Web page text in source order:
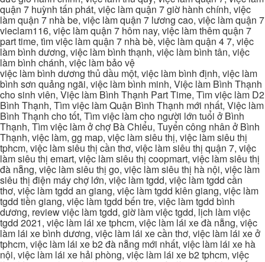
quận 7 huỳnh tấn phát, việc làm quận 7 giờ hành chính, việc
làm quận 7 nhà be, việc làm quận 7 lương cao, việc làm quận 7
vieclam116, việc làm quận 7 hôm nay, việc làm thêm quận 7
part time, tìm việc làm quận 7 nhà bè, việc làm quận 4 7, việc
làm bình dương, việc làm bình thạnh, việc làm bình tân, việc
làm bình chánh, việc làm bảo vệ
việc làm bình dương thủ dầu một, việc làm bình định, việc làm
bình sơn quảng ngãi, việc làm bình minh, Việc làm Bình Thạnh
cho sinh viên, Việc làm Bình Thạnh Part Time, Tìm việc làm D2
Bình Thạnh, Tìm việc làm Quận Bình Thạnh mới nhất, Việc làm
Bình Thạnh cho tốt, Tìm việc làm cho người lớn tuổi ở Bình
Thạnh, Tìm việc làm ở chợ Bà Chiểu, Tuyển công nhân ở Bình
Thạnh, việc làm, gg map, việc làm siêu thị, việc làm siêu thị
tphcm, việc làm siêu thị cần thơ, việc làm siêu thị quận 7, việc
làm siêu thị emart, việc làm siêu thị coopmart, việc làm siêu thị
đà nẵng, việc làm siêu thị go, việc làm siêu thị hà nội, việc làm
siêu thị điện máy chợ lớn, việc làm tgdd, việc làm tgdd cần
thơ, việc làm tgdd an giang, việc làm tgdd kiên giang, việc làm
tgdd tiền giang, việc làm tgdd bến tre, việc làm tgdd bình
dương, review việc làm tgdd, giờ làm việc tgdd, lịch làm việc
tgdd 2021, việc làm lái xe tphcm, việc làm lái xe đà nẵng, việc
làm lái xe bình dương, việc làm lái xe cần thơ, việc làm lái xe ở
tphcm, việc làm lái xe b2 đà nẵng mới nhất, việc làm lái xe hà
nội, việc làm lái xe hải phòng, việc làm lái xe b2 tphcm, việc